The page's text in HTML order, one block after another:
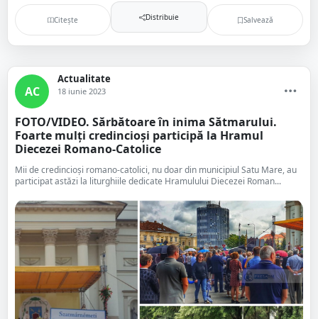
Citește Distribuie Salvează
AC
Actualitate
18 iunie 2023
FOTO/VIDEO. Sărbătoare în inima Sătmarului.
Foarte mulți credincioși participă la Hramul
Diecezei Romano-Catolice
Mii de credincioși romano-catolici, nu doar din municipiul Satu Mare, au
participat astăzi la liturghiile dedicate Hramulului Diecezei Roman...